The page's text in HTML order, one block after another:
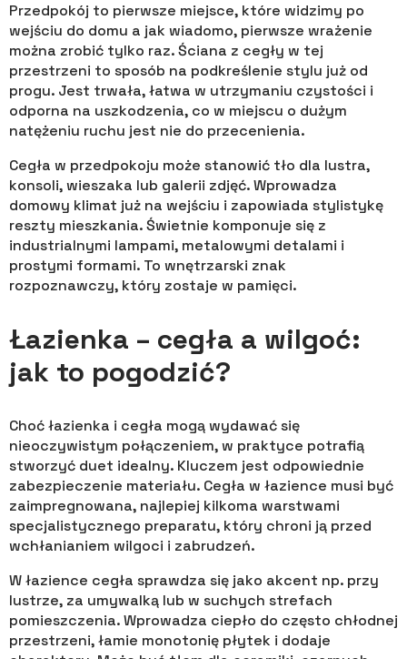
Przedpokój to pierwsze miejsce, które widzimy po
wejściu do domu a jak wiadomo, pierwsze wrażenie
można zrobić tylko raz. Ściana z cegły w tej
przestrzeni to sposób na podkreślenie stylu już od
progu. Jest trwała, łatwa w utrzymaniu czystości i
odporna na uszkodzenia, co w miejscu o dużym
natężeniu ruchu jest nie do przecenienia.
Cegła w przedpokoju może stanowić tło dla lustra,
konsoli, wieszaka lub galerii zdjęć. Wprowadza
domowy klimat już na wejściu i zapowiada stylistykę
reszty mieszkania. Świetnie komponuje się z
industrialnymi lampami, metalowymi detalami i
prostymi formami. To wnętrzarski znak
rozpoznawczy, który zostaje w pamięci.
Łazienka – cegła a wilgoć:
jak to pogodzić?
Choć łazienka i cegła mogą wydawać się
nieoczywistym połączeniem, w praktyce potrafią
stworzyć duet idealny. Kluczem jest odpowiednie
zabezpieczenie materiału. Cegła w łazience musi być
zaimpregnowana, najlepiej kilkoma warstwami
specjalistycznego preparatu, który chroni ją przed
wchłanianiem wilgoci i zabrudzeń.
W łazience cegła sprawdza się jako akcent np. przy
lustrze, za umywalką lub w suchych strefach
pomieszczenia. Wprowadza ciepło do często chłodnej
przestrzeni, łamie monotonię płytek i dodaje